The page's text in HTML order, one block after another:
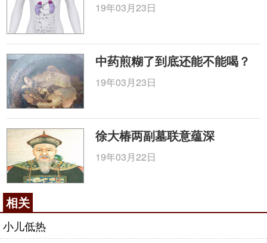
19年03月23日
中药煎糊了到底还能不能喝？
19年03月23日
徐大椿两副墓联意蕴深
19年03月22日
相关
小儿低热